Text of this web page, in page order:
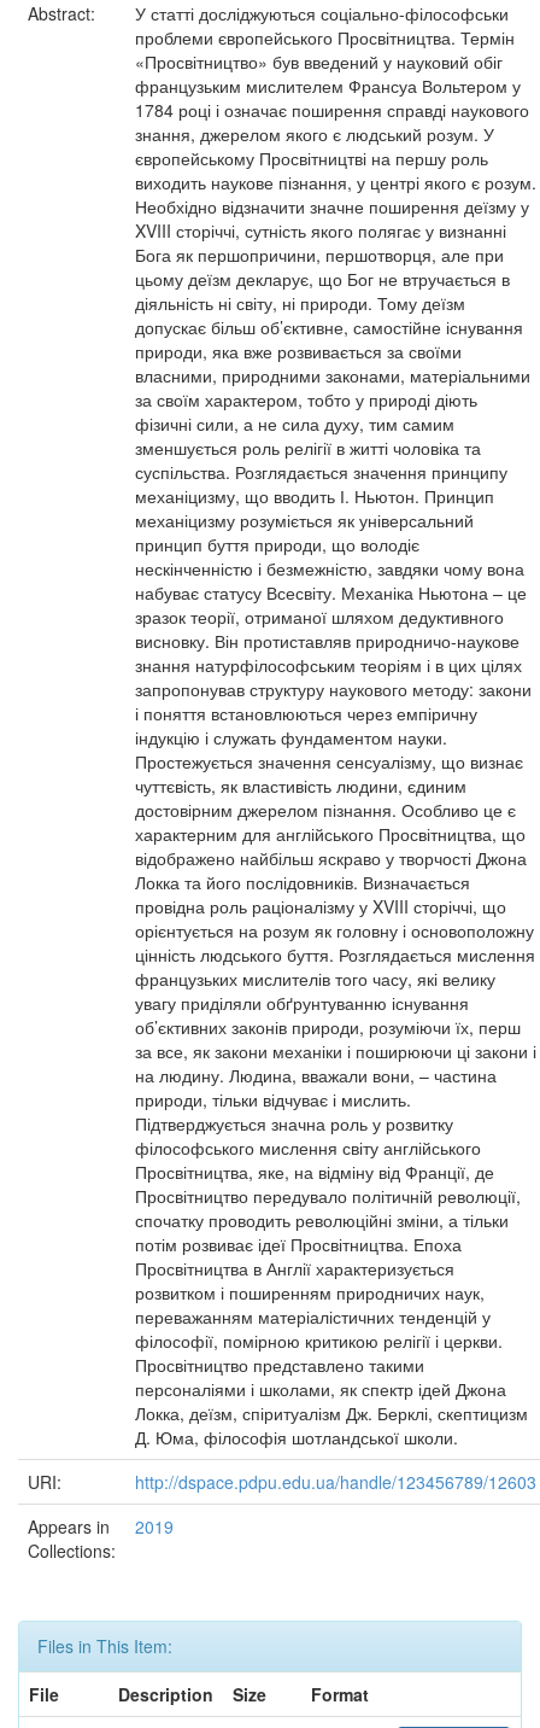
Abstract:
У статті досліджуються соціально-філософськи
проблеми європейського Просвітництва. Термін
«Просвітництво» був введений у науковий обіг
французьким мислителем Франсуа Вольтером у
1784 році і означає поширення справді наукового
знання, джерелом якого є людський розум. У
європейському Просвітництві на першу роль
виходить наукове пізнання, у центрі якого є розум.
Необхідно відзначити значне поширення деїзму у
XVIII сторіччі, сутність якого полягає у визнанні
Бога як першопричини, першотворця, але при
цьому деїзм декларує, що Бог не втручається в
діяльність ні світу, ні природи. Тому деїзм
допускає більш об’єктивне, самостійне існування
природи, яка вже розвивається за своїми
власними, природними законами, матеріальними
за своїм характером, тобто у природі діють
фізичні сили, а не сила духу, тим самим
зменшується роль релігії в житті чоловіка та
суспільства. Розглядається значення принципу
механіцизму, що вводить І. Ньютон. Принцип
механіцизму розуміється як універсальний
принцип буття природи, що володіє
нескінченністю і безмежністю, завдяки чому вона
набуває статусу Всесвіту. Механіка Ньютона – це
зразок теорії, отриманої шляхом дедуктивного
висновку. Він протиставляв природничо-наукове
знання натурфілософським теоріям і в цих цілях
запропонував структуру наукового методу: закони
і поняття встановлюються через емпіричну
індукцію і служать фундаментом науки.
Простежується значення сенсуалізму, що визнає
чуттєвість, як властивість людини, єдиним
достовірним джерелом пізнання. Особливо це є
характерним для англійського Просвітництва, що
відображено найбільш яскраво у творчості Джона
Локка та його послідовників. Визначається
провідна роль раціоналізму у XVIII сторіччі, що
орієнтується на розум як головну і основоположну
цінність людського буття. Розглядається мислення
французьких мислителів того часу, які велику
увагу приділяли обґрунтуванню існування
об’єктивних законів природи, розуміючи їх, перш
за все, як закони механіки і поширюючи ці закони і
на людину. Людина, вважали вони, – частина
природи, тільки відчуває і мислить.
Підтверджується значна роль у розвитку
філософського мислення світу англійського
Просвітництва, яке, на відміну від Франції, де
Просвітництво передувало політичній революції,
спочатку проводить революційні зміни, а тільки
потім розвиває ідеї Просвітництва. Епоха
Просвітництва в Англії характеризується
розвитком і поширенням природничих наук,
переважанням матеріалістичних тенденцій у
філософії, помірною критикою релігії і церкви.
Просвітництво представлено такими
персоналіями і школами, як спектр ідей Джона
Локка, деїзм, спіритуалізм Дж. Берклі, скептицизм
Д. Юма, філософія шотландської школи.
URI:
http://dspace.pdpu.edu.ua/handle/123456789/12603
Appears in
Collections:
2019
Files in This Item:
File
Description Size
Format